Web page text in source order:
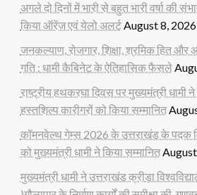
अगले दो दिनों में भारी से बहुत भारी वर्षा की
किया ऑरेंज एवं येलो अलर्टAugust 8, 2026
जनकल्याण, रोजगार, शिक्षा, श्रमिक हित और
गति : धामी कैबिनेट के ऐतिहासिक फैसले
राष्ट्रीय हथकरघा दिवस पर मुख्यमंत्री धामी
हस्तशिल्प कारीगरों को किया सम्मानित
कॉमनवेल्थ गेम्स 2026 के उत्तराखंड के पदक
को मुख्यमंत्री धामी ने किया सम्मानित
मुख्यमंत्री धामी ने उत्तराखंड क्रीड़ा